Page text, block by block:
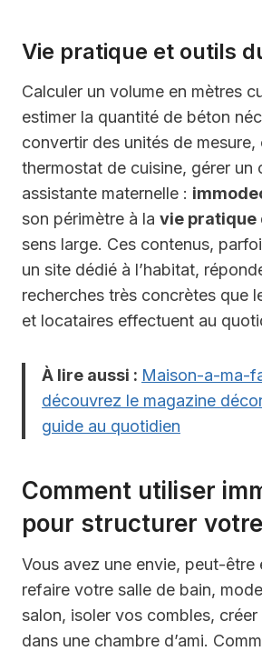
Vie pratique et outils
Calculer un volume en mètres
estimer la quantité de béton
convertir des unités de mesure,
thermostat de cuisine, gérer un
assistante maternelle :
son périmètre à la vie pratique
sens large. Ces contenus,
un site dédié à l’habitat,
recherches très concrètes que
et locataires effectuent au
À lire aussi : Maison-a-ma-
découvrez le magazine
guide au quotidien
Comment utiliser
pour structurer
Vous avez une envie, peut-être
refaire votre salle de bain,
salon, isoler vos combles,
dans une chambre d’ami.